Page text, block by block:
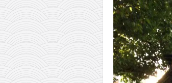
бонус садржај
светлопис
законоправило
духовни отац
православље